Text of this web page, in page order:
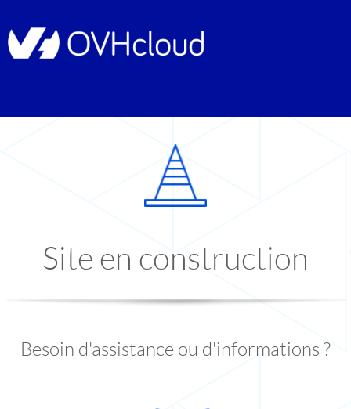
Site en construction
Besoin d'assistance ou d'informations ?